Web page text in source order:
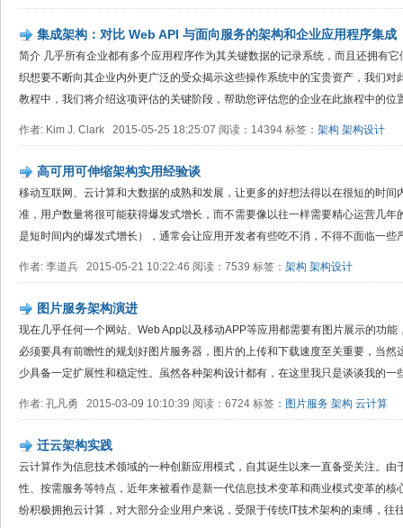
集成架构：对比 Web API 与面向服务的架构和企业应用程序集成
简介 几乎所有企业都有多个应用程序作为其关键数据的记录系统，而且还拥有
织想要不断向其企业内外更广泛的受众揭示这些操作系统中的宝贵资产，我们
教程中，我们将介绍这项评估的关键阶段，帮助您评估您的企业在此旅程中的位
作者: Kim J. Clark 2015-05-25 18:25:07 阅读：14394 标签： 架构 架构设计
高可用可伸缩架构实用经验谈
移动互联网、云计算和大数据的成熟和发展，让更多的好想法得以在很短的时
准，用户数量将很可能获得爆发式增长，而不需要像以往一样需要精心运营几
是短时间内的爆发式增长），通常会让应用开发者有些吃不消，不得不面临一些
作者: 李道兵 2015-05-21 10:22:46 阅读：7539 标签： 架构 架构设计
图片服务架构演进
现在几乎任何一个网站、Web App以及移动APP等应用都需要有图片展示的功
必须要具有前瞻性的规划好图片服务器，图片的上传和下载速度至关重要，当
少具备一定扩展性和稳定性。虽然各种架构设计都有，在这里我只是谈谈我的一
作者: 孔凡勇 2015-03-09 10:10:39 阅读：6724 标签： 图片服务 架构 云计算
迁云架构实践
云计算作为信息技术领域的一种创新应用模式，自其诞生以来一直备受关注。由
性、按需服务等特点，近年来被看作是新一代信息技术变革和商业模式变革的
纷积极拥抱云计算，对大部分企业用户来说，受限于传统IT技术架构的束缚，往